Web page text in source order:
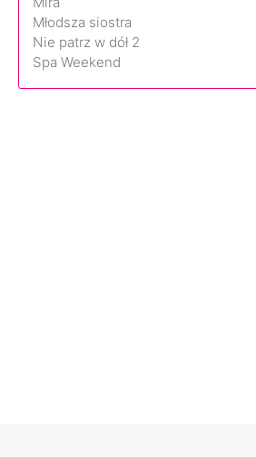
Młodsza siostra
Nie patrz w dół 2
Spa Weekend